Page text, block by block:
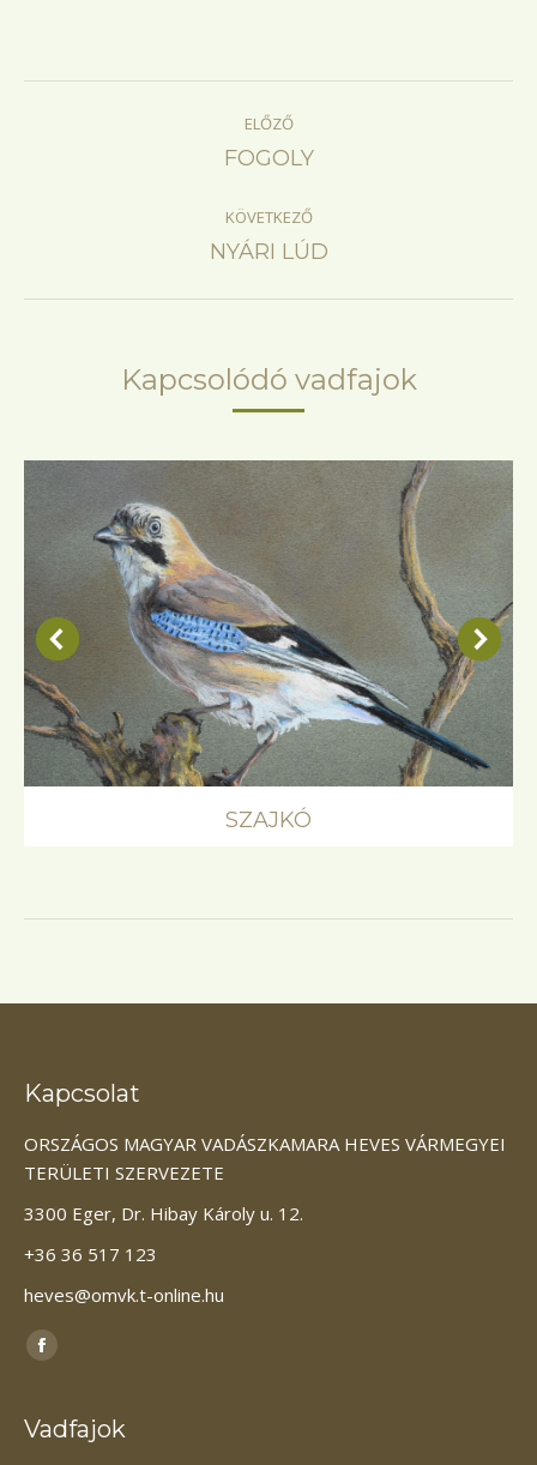
navigation
ELŐZŐ
Previous
FOGOLY
KÖVETKEZŐ
Next
NYÁRI LÚD
Kapcsolódó vadfajok
SZAJKÓ
Kapcsolat
ORSZÁGOS MAGYAR VADÁSZKAMARA HEVES VÁRMEGYEI
TERÜLETI SZERVEZETE
3300 Eger, Dr. Hibay Károly u. 12.
+36 36 517 123
heves@omvk.t-online.hu
Itt vagyunk elérhetőek:
Facebook
opens
Vadfajok